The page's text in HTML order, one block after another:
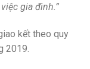
gia đình.”
kết theo quy
2019.